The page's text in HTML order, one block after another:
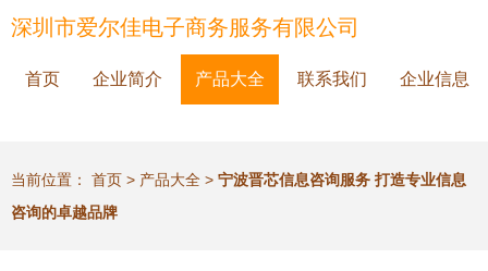
深圳市爱尔佳电子商务服务有限公司
首页 企业简介 产品大全 联系我们 企业信息
当前位置： 首页 > 产品大全 > 宁波晋芯信息咨询服务 打造专业信息
咨询的卓越品牌